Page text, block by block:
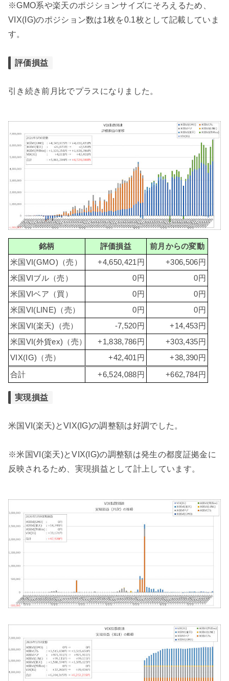
※GMO系や楽天のポジションサイズにそろえるため、
VIX(IG)のポジション数は1枚を0.1枚として記載していま
す。
評価損益
引き続き前月比でプラスになりました。
銘柄 評価損益
前月からの変動
米国VI(GMO)（売）
+4,650,421円
+306,506円
米国VIブル（売）
0円
0円
米国VIベア（買）
0円
0円
米国VI(LINE)（売）
0円
0円
米国VI(楽天)（売）
-7,520円
+14,453円
米国VI(外貨ex)（売）
+1,838,786円
+303,435円
VIX(IG)（売）
+42,401円 +38,390円
合計 +6,524,088円 +662,784円
実現損益
米国VI(楽天)とVIX(IG)の調整額は好調でした。
※米国VI(楽天)とVIX(IG)の調整額は発生の都度証拠金に
反映されるため、実現損益として計上しています。